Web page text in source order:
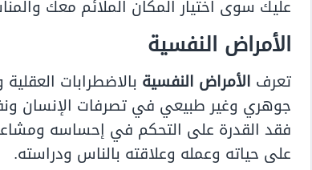
عليك سوى اختيار المكان الملائم معك
الأمراض النفسية
تعرف الأمراض النفسية بالاضطرابات
جوهري وغير طبيعي في تصرفات الإنسان
فقد القدرة على التحكم في إحساسه
على حياته وعمله وعلاقته بالناس ودراسته.